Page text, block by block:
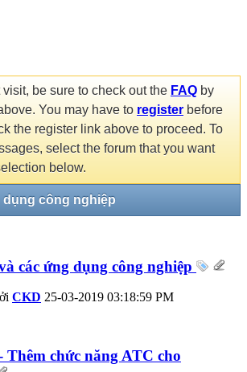
visit, be sure to check out the FAQ by
You may have to register before
the register link above to proceed. To
select the forum that you want
below.
công nghiệp
các ứng dụng công nghiệp
CKD 25-03-2019 03:18:59 PM
Thêm chức năng ATC cho